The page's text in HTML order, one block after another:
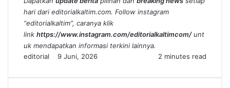
hari dari editorialkaltim.com. Follow instagram
“editorialkaltim”, caranya klik
link https://www.instagram.com/editorialkaltimcom/unt
uk mendapatkan informasi terkini lainnya.
editorial
Send
email
9 Juni, 2026 2 minutes read